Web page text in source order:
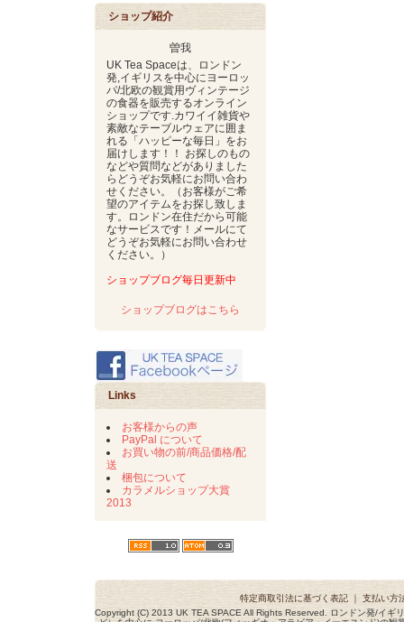
ショップ紹介
曽我
UK Tea Spaceは、ロンドン
発,イギリスを中心にヨーロッ
パ/北欧の観賞用ヴィンテージ
の食器を販売するオンライン
ショップです.カワイイ雑貨や
素敵なテーブルウェアに囲ま
れる「ハッピーな毎日」をお
届けします！！ お探しのもの
などや質問などがありました
らどうぞお気軽にお問い合わ
せください。（お客様がご希
望のアイテムをお探し致しま
す。ロンドン在住だから可能
なサービスです！メールにて
どうぞお気軽にお問い合わせ
ください。）
ショップブログ毎日更新中
ショップブログはこちら
Links
お客様からの声
PayPal について
お買い物の前/商品価格/配
送
梱包について
カラメルショップ大賞
2013
特定商取引法に基づく表記 ｜ 支払い方
Copyright (C) 2013 UK TEA SPACE All Rights Reserved. ロンドン発/イギ